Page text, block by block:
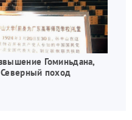
Гоминьдана,
Северный поход